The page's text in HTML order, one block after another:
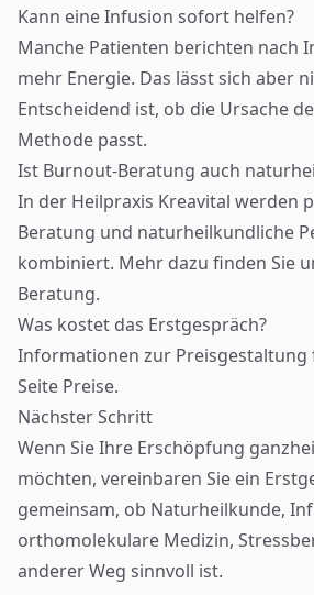
Kann eine Infusion sofort helfen?
Manche Patienten berichten nach
mehr Energie. Das lässt sich aber
Entscheidend ist, ob die Ursache
Methode passt.
Ist Burnout-Beratung auch
In der Heilpraxis Kreavital werden
Beratung und naturheilkundliche
kombiniert. Mehr dazu finden Sie
Beratung.
Was kostet das Erstgespräch?
Informationen zur Preisgestaltung
Seite Preise.
Nächster Schritt
Wenn Sie Ihre Erschöpfung
möchten, vereinbaren Sie ein
gemeinsam, ob Naturheilkunde,
orthomolekulare Medizin,
anderer Weg sinnvoll ist.